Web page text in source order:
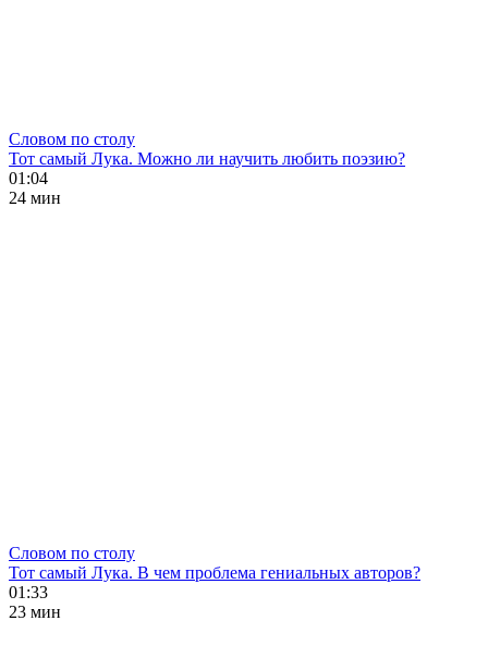
Словом по столу
Тот самый Лука. Можно ли научить любить поэзию?
01:04
24 мин
Словом по столу
Тот самый Лука. В чем проблема гениальных авторов?
01:33
23 мин